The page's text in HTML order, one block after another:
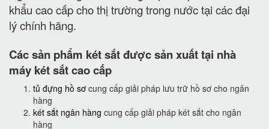
khẩu cao cấp cho thị trường trong nước tại các đại
lý chính hãng.
Các sản phẩm két sắt được sản xuất tại nhà
máy két sắt cao cấp
tủ đựng hồ sơ cung cấp giải pháp lưu trữ hồ sơ cho ngân
hàng
két sắt ngân hàng cung cấp giải pháp két sắt cho ngân
hàng